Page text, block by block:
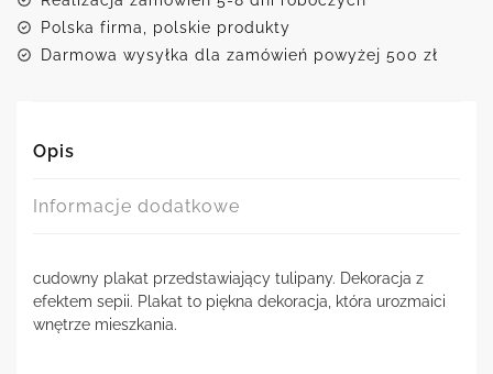
Polska firma, polskie produkty
Darmowa wysyłka dla zamówień powyżej 500 zł
Opis
Informacje dodatkowe
cudowny plakat przedstawiający tulipany. Dekoracja z
efektem sepii. Plakat to piękna dekoracja, która urozmaici
wnętrze mieszkania.